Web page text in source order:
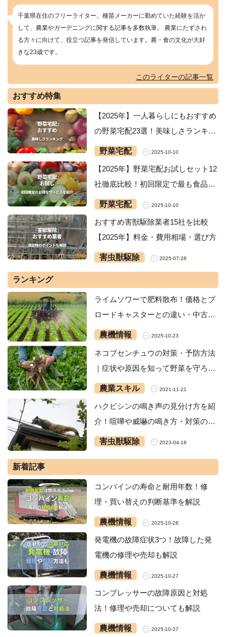
千葉県在住のフリーライター。種苗メーカーに勤めていた経験を活か
して、農業やガーデニングに関する記事を多数執筆。 農業にたずさわ
る方々に向けて、役立つ記事を発信しています。農・食の文化が大好
きな23歳です。
このライターの記事一覧
おすすめ特集
【2025年】一人暮らしにもおすすめ
の野菜宅配23選！美味しさランキン
グ・安いサービスを紹介
野菜宅配 2025-10-10
【2025年】野菜宅配お試しセット12
社徹底比較！初回限定で最も食品が
お得なサービスは？
野菜宅配 2025-10-10
おすすめ害獣駆除業者15社を比較
【2025年】料金・費用相場・選び方
害虫獣駆除 2025-07-28
ランキング
ライムソワーで肥料散布！価格とブ
ロードキャスターとの違い・中古購
入
農機情報 2025-10-23
ネコブセンチュウの対策・予防方法
｜症状や原因を知って野菜を守ろ
う！
農業スキル 2021-11-21
ハクビシンの鳴き声の見分け方を紹
介！喧嘩や威嚇の鳴き方・対策の方
法
害虫獣駆除 2023-04-18
新着記事
コンバインの寿命と耐用年数！修
理・買い替えの判断基準を解説
農機情報 2025-10-28
発電機の故障症状3つ！故障した発
電機の修理や売却も解説
農機情報 2025-10-27
コンプレッサーの故障原因と対処
法！修理や売却についても解説
農機情報 2025-10-27